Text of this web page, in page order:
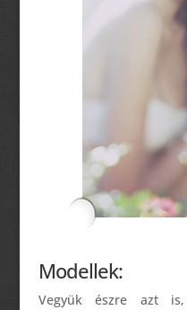
Modellek:
Vegyük észre azt